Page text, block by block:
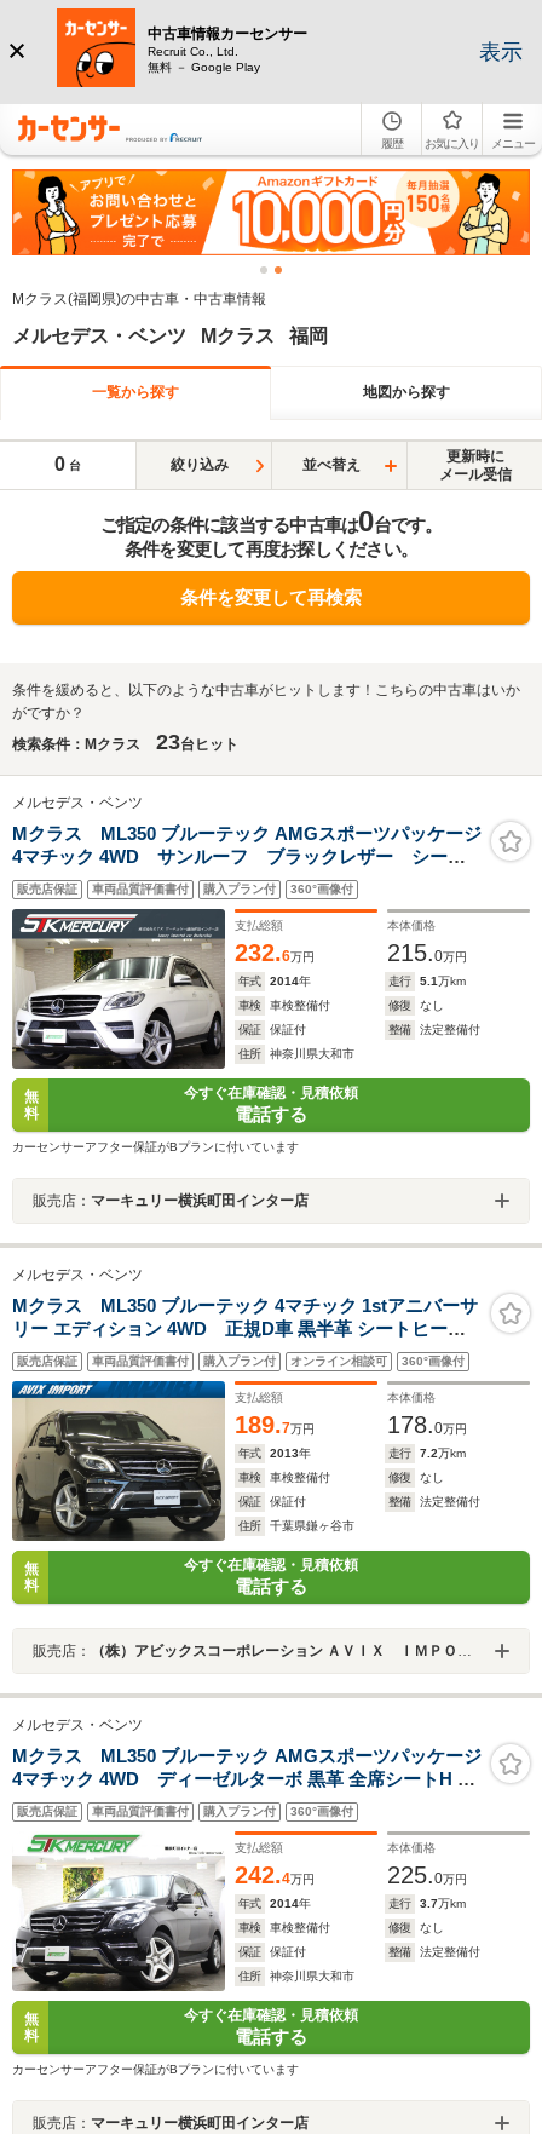
中古車情報カーセンサー
Recruit Co., Ltd.
無料 － Google Play
表示
履歴 お気に入り メニュー
Mクラス(福岡県)の中古車・中古車情報
メルセデス・ベンツ Mクラス 福岡
一覧から探す 地図から探す
0 台 絞り込み 並べ替え
更新時に
メール受信
ご指定の条件に該当する中古車は0台です。
条件を変更して再度お探しください。
条件を変更して再検索
条件を緩めると、以下のような中古車がヒットします！こちらの中古車はいか
がですか？
検索条件：Mクラス
23台ヒット
メルセデス・ベンツ
Mクラス ML350 ブルーテック AMGスポーツパッケージ
4マチック 4WD サンルーフ ブラックレザー シート
ヒーター 純正ナビ 地デジ 360度カメラ
Bluetooth ETC プレセーフブレーキ ACC ブライン
ドスポット オートテールゲート
販売店保証 車両品質評価書付 購入プラン付 360°画像付
支払総額
232.6万円
本体価格
215.0万円
年式
2014年 走行 5.1万km
車検
車検整備付 修復
なし
保証
保証付 整備
法定整備付
住所
神奈川県大和市
無
料
今すぐ在庫確認・見積依頼
電話する
カーセンサーアフター保証がBプランに付いています
販売店： マーキュリー横浜町田インター店
メルセデス・ベンツ
Mクラス ML350 ブルーテック 4マチック 1stアニバーサ
リー エディション 4WD 正規D車 黒半革 シートヒータ
ー 純正HDDナビ地デジ 全周カメラ&PTS レーダーセーフ
ティPKG 純正20インチAW
販売店保証 車両品質評価書付 購入プラン付 オンライン相談可 360°画像付
支払総額
189.7万円
本体価格
178.0万円
年式
2013年 走行 7.2万km
車検
車検整備付 修復
なし
保証
保証付 整備
法定整備付
住所
千葉県鎌ヶ谷市
無
料
今すぐ在庫確認・見積依頼
電話する
販売店： （株）アビックスコーポレーション ＡＶＩＸ ＩＭＰＯＲＴ 鎌ヶ谷店
メルセデス・ベンツ
Mクラス ML350 ブルーテック AMGスポーツパッケージ
4マチック 4WD ディーゼルターボ 黒革 全席シートH 純
正ナビ 地デジ(走行中視聴可) Bluetooth USB レーダーセ
ーフティパッケージ ACC ブラインドスポット レーンキ
ープA ブレーキA 電動Bドア 360カメラ スペアキー付き
20インチAW
販売店保証 車両品質評価書付 購入プラン付 360°画像付
支払総額
242.4万円
本体価格
225.0万円
年式
2014年 走行 3.7万km
車検
車検整備付 修復
なし
保証
保証付 整備
法定整備付
住所
神奈川県大和市
無
料
今すぐ在庫確認・見積依頼
電話する
カーセンサーアフター保証がBプランに付いています
販売店： マーキュリー横浜町田インター店